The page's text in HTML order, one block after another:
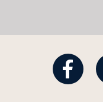
Access
宿泊予約